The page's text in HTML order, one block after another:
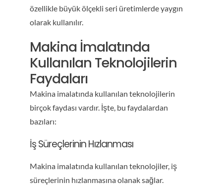
özellikle büyük ölçekli seri üretimlerde yaygın
olarak kullanılır.
Makina İmalatında
Kullanılan Teknolojilerin
Faydaları
Makina imalatında kullanılan teknolojilerin
birçok faydası vardır. İşte, bu faydalardan
bazıları:
İş Süreçlerinin Hızlanması
Makina imalatında kullanılan teknolojiler, iş
süreçlerinin hızlanmasına olanak sağlar.